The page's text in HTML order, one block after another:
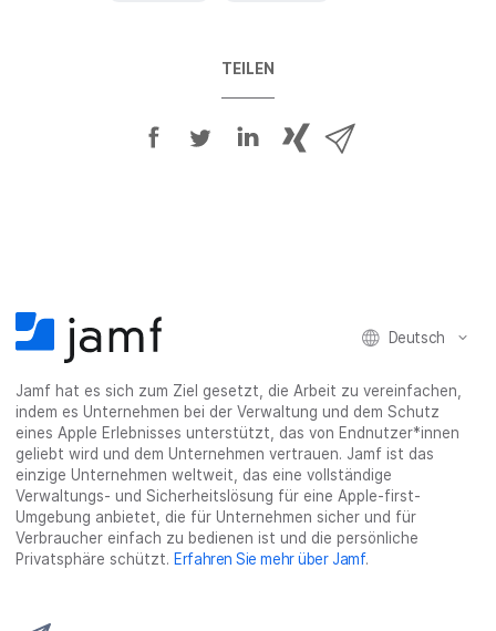
TEILEN
k
t
e
i
l
e
n
A
t
e
i
l
e
n
A
n
t
e
i
e
n
a
r
e
_
o
n
_
l
e
i
l
e
n
Deutsch
Jamf hat es sich zum Ziel gesetzt, die Arbeit zu vereinfachen,
indem es Unternehmen bei der Verwaltung und dem Schutz
eines Apple Erlebnisses unterstützt, das von Endnutzer*innen
geliebt wird und dem Unternehmen vertrauen. Jamf ist das
einzige Unternehmen weltweit, das eine vollständige
Verwaltungs- und Sicherheitslösung für eine Apple-first-
Umgebung anbietet, die für Unternehmen sicher und für
Verbraucher einfach zu bedienen ist und die persönliche
Privatsphäre schützt. Erfahren Sie mehr über Jamf.